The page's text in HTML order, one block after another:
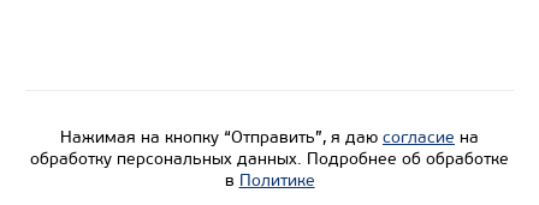
Узнать цену
Нажимая на кнопку “Отправить”, я даю согласие на
обработку персональных данных. Подробнее об обработке
в Политике